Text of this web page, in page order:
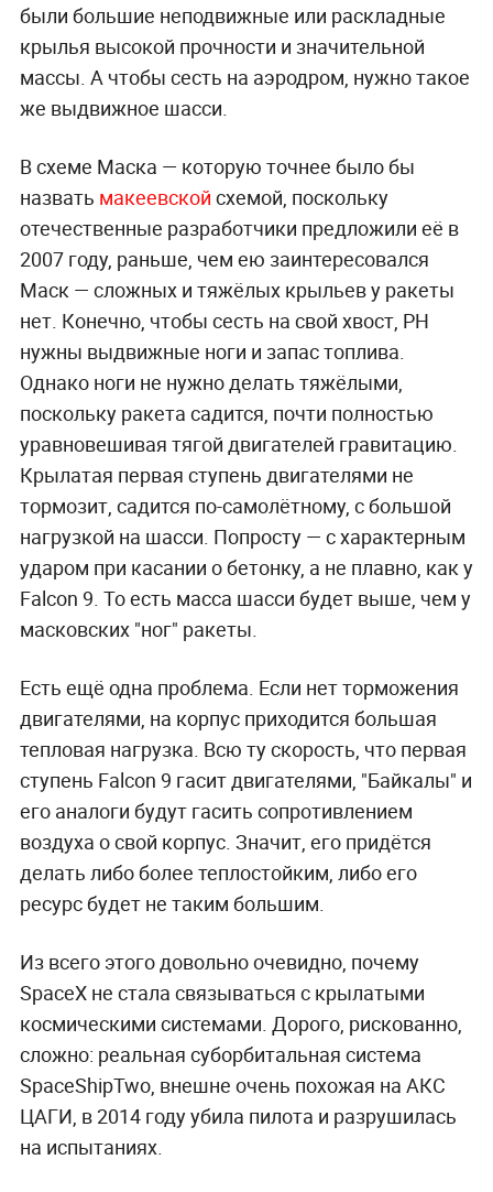
были большие неподвижные или раскладные
крылья высокой прочности и значительной
массы. А чтобы сесть на аэродром, нужно такое
же выдвижное шасси.
В схеме Маска — которую точнее было бы
назвать макеевской схемой, поскольку
отечественные разработчики предложили её в
2007 году, раньше, чем ею заинтересовался
Маск — сложных и тяжёлых крыльев у ракеты
нет. Конечно, чтобы сесть на свой хвост, РН
нужны выдвижные ноги и запас топлива.
Однако ноги не нужно делать тяжёлыми,
поскольку ракета садится, почти полностью
уравновешивая тягой двигателей гравитацию.
Крылатая первая ступень двигателями не
тормозит, садится по-самолётному, с большой
нагрузкой на шасси. Попросту — с характерным
ударом при касании о бетонку, а не плавно, как у
Falсon 9. То есть масса шасси будет выше, чем у
масковских "ног" ракеты.
Есть ещё одна проблема. Если нет торможения
двигателями, на корпус приходится большая
тепловая нагрузка. Всю ту скорость, что первая
ступень Falcon 9 гасит двигателями, "Байкалы" и
его аналоги будут гасить сопротивлением
воздуха о свой корпус. Значит, его придётся
делать либо более теплостойким, либо его
ресурс будет не таким большим.
Из всего этого довольно очевидно, почему
SpaceX не стала связываться с крылатыми
космическими системами. Дорого, рискованно,
сложно: реальная суборбитальная система
SpaceShipTwo, внешне очень похожая на АКС
ЦАГИ, в 2014 году убила пилота и разрушилась
на испытаниях.